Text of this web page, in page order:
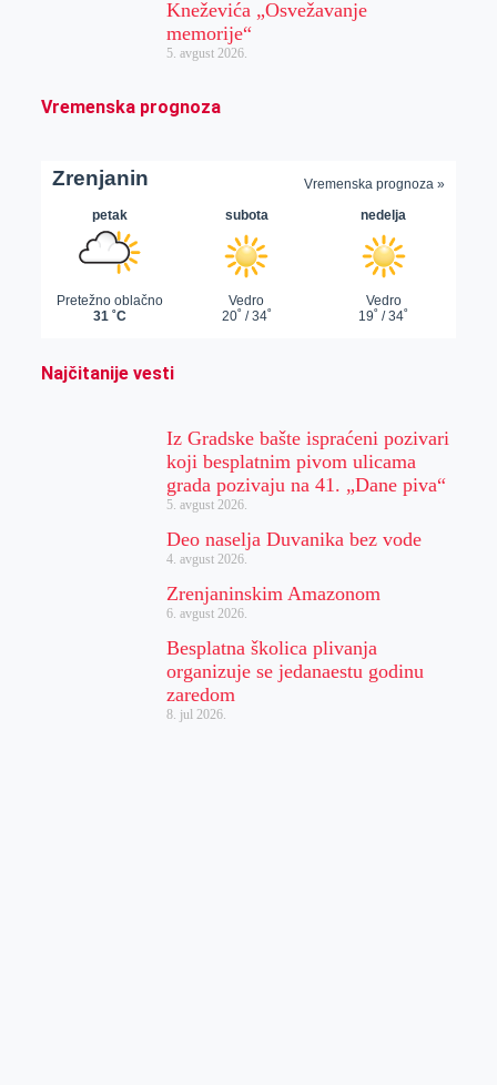
Kneževića „Osvežavanje
memorije“
5. avgust 2026.
Vremenska prognoza
Najčitanije vesti
Iz Gradske bašte ispraćeni pozivari
koji besplatnim pivom ulicama
grada pozivaju na 41. „Dane piva“
5. avgust 2026.
Deo naselja Duvanika bez vode
4. avgust 2026.
Zrenjaninskim Amazonom
6. avgust 2026.
Besplatna školica plivanja
organizuje se jedanaestu godinu
zaredom
8. jul 2026.